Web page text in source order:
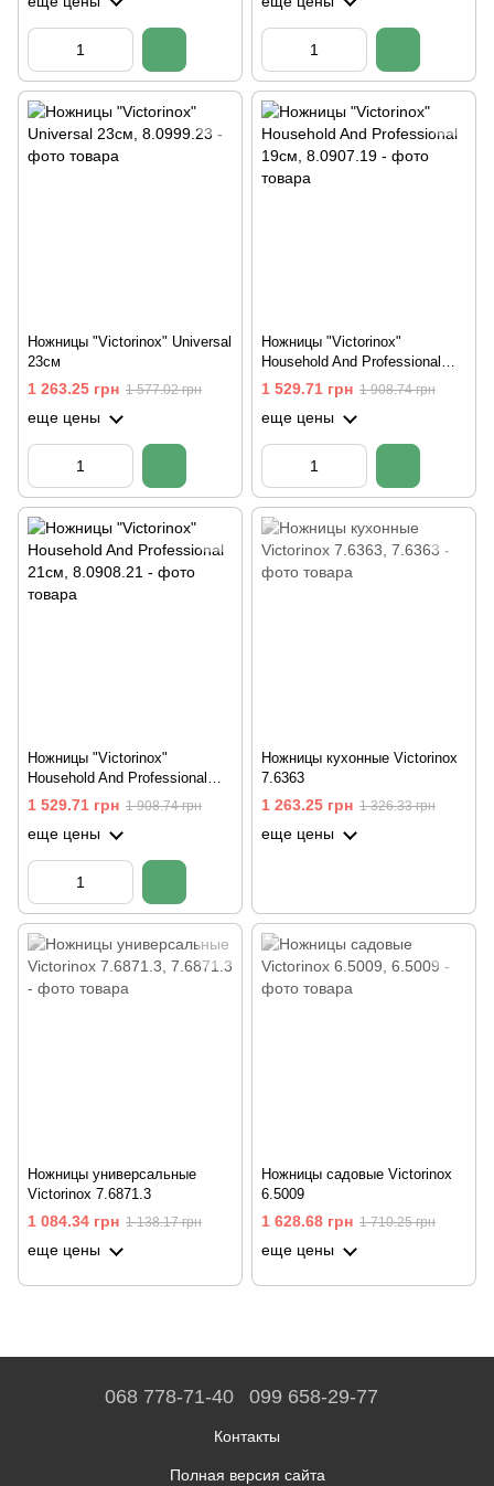
Ножницы "Victorinox" Universal
23см
1 263.25 грн 1 577.02 грн
еще цены
Ножницы "Victorinox"
Household And Professional
19см
1 529.71 грн 1 908.74 грн
еще цены
Ножницы "Victorinox"
Household And Professional
21см
1 529.71 грн 1 908.74 грн
еще цены
Ножницы кухонные Victorinox
7.6363
1 263.25 грн 1 326.33 грн
еще цены
Ножницы универсальные
Victorinox 7.6871.3
1 084.34 грн 1 138.17 грн
еще цены
Ножницы садовые Victorinox
6.5009
1 628.68 грн 1 710.25 грн
еще цены
068 778-71-40 099 658-29-77
Контакты
Полная версия сайта